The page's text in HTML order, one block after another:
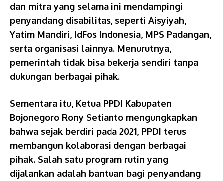
dan mitra yang selama ini mendampingi
penyandang disabilitas, seperti Aisyiyah,
Yatim Mandiri, IdFos Indonesia, MPS Padangan,
serta organisasi lainnya. Menurutnya,
pemerintah tidak bisa bekerja sendiri tanpa
dukungan berbagai pihak.
Sementara itu, Ketua PPDI Kabupaten
Bojonegoro Rony Setianto mengungkapkan
bahwa sejak berdiri pada 2021, PPDI terus
membangun kolaborasi dengan berbagai
pihak. Salah satu program rutin yang
dijalankan adalah bantuan bagi penyandang